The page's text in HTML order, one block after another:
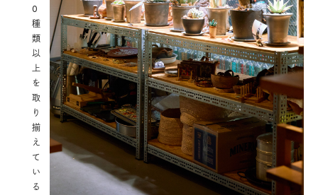
0
種
類
以
上
を
取
り
揃
え
て
い
る